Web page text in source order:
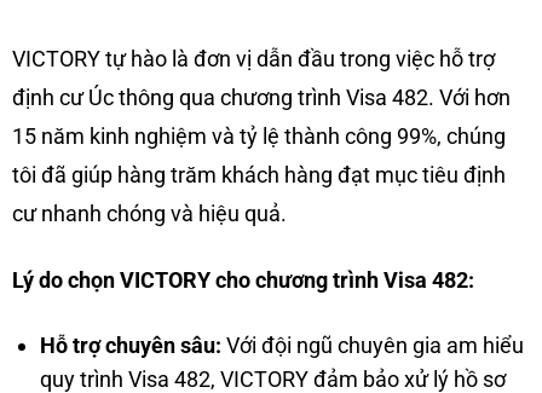
VICTORY tự hào là đơn vị dẫn đầu trong việc hỗ trợ
định cư Úc thông qua chương trình Visa 482. Với hơn
15 năm kinh nghiệm và tỷ lệ thành công 99%, chúng
tôi đã giúp hàng trăm khách hàng đạt mục tiêu định
cư nhanh chóng và hiệu quả.
Lý do chọn VICTORY cho chương trình Visa 482:
Hỗ trợ chuyên sâu: Với đội ngũ chuyên gia am hiểu
quy trình Visa 482, VICTORY đảm bảo xử lý hồ sơ